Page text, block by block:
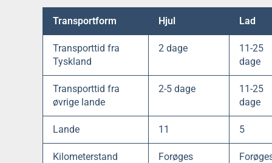
Transportform Hjul Lad
Transporttid fra
Tyskland
2 dage
11-25
dage
Transporttid fra
øvrige lande
2-5 dage
11-25
dage
Lande 11 5
Kilometerstand Forøges